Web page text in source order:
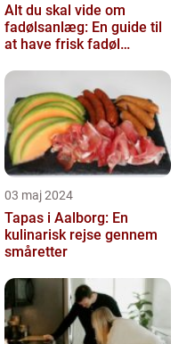
Alt du skal vide om
fadølsanlæg: En guide til
at have frisk fadøl
03 maj 2024
Tapas i Aalborg: En
kulinarisk rejse gennem
småretter